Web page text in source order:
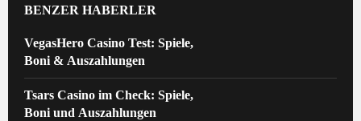
BENZER HABERLER
VegasHero Casino Test: Spiele,
Boni & Auszahlungen
Tsars Casino im Check: Spiele,
Boni und Auszahlungen